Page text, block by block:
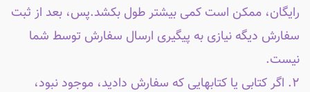
رایگان، ممکن است کمی بیشتر طول بکشد.پس، بعد از ثبت
سفارش دیگه نیازی به پیگیری ارسال سفارش توسط شما
نیست.
۲. اگر کتابی یا کتابهایی که سفارش دادید، موجود نبود،